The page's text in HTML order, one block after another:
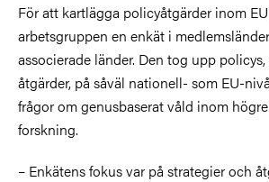
För att kartlägga policyåtgärder inom
arbetsgruppen en enkät i
associerade länder. Den tog upp
åtgärder, på såväl nationell- som EU-
frågor om genusbaserat våld inom
forskning.
– Enkätens fokus var på strategier och